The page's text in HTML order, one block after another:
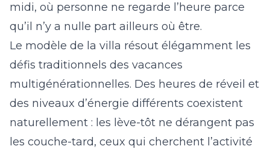
midi, où personne ne regarde l’heure parce
qu’il n’y a nulle part ailleurs où être.
Le modèle de la villa résout élégamment les
défis traditionnels des vacances
multigénérationnelles. Des heures de réveil et
des niveaux d’énergie différents coexistent
naturellement : les lève-tôt ne dérangent pas
les couche-tard, ceux qui cherchent l’activité